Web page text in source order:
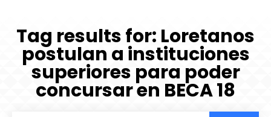
Tag results for: Loretanos
postulan a instituciones
superiores para poder
concursar en BECA 18